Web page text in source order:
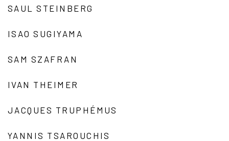
SAUL STEINBERG
ISAO SUGIYAMA
SAM SZAFRAN
IVAN THEIMER
JACQUES TRUPHÉMUS
YANNIS TSAROUCHIS